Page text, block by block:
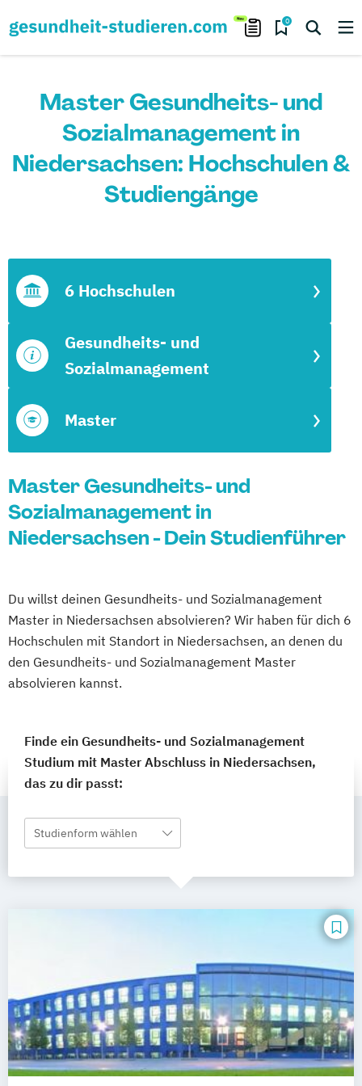
0
Master Gesundheits- und
Sozialmanagement in
Niedersachsen: Hochschulen &
Studiengänge
Master
Gesundheits- und
Sozialmanagement
6 Hochschulen
Master Gesundheits- und
Sozialmanagement in
Niedersachsen - Dein Studienführer
Du willst deinen Gesundheits- und Sozialmanagement
Master in Niedersachsen absolvieren? Wir haben für dich 6
Hochschulen mit Standort in Niedersachsen, an denen du
den Gesundheits- und Sozialmanagement Master
absolvieren kannst.
Finde ein Gesundheits- und Sozialmanagement
Studium mit Master Abschluss in Niedersachsen,
das zu dir passt:
Studienform wählen